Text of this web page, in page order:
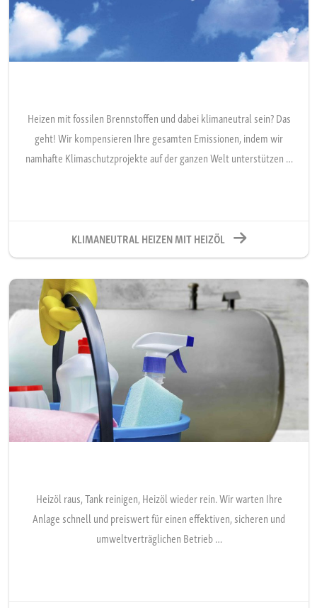
Heizen mit fossilen Brennstoffen und dabei klimaneutral sein? Das
geht! Wir kompensieren Ihre gesamten Emissionen, indem wir
namhafte Klimaschutzprojekte auf der ganzen Welt unterstützen …
KLIMANEUTRAL HEIZEN MIT HEIZÖL
Heizöl raus, Tank reinigen, Heizöl wieder rein. Wir warten Ihre
Anlage schnell und preiswert für einen effektiven, sicheren und
umweltverträglichen Betrieb …